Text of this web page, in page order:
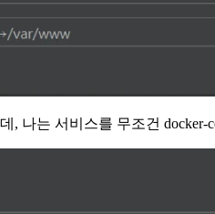
나는 서비스를 무조건 docker-